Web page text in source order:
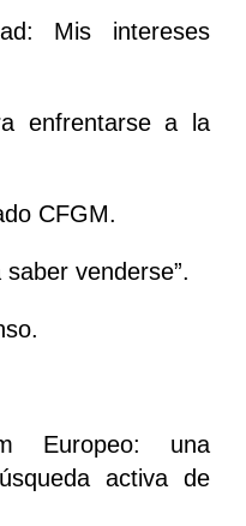
Mis intereses
enfrentarse a la
CFGM.
venderse”.
Europeo: una
activa de